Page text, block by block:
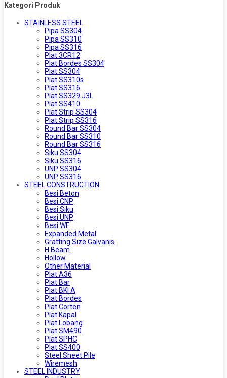
Kategori Produk
STAINLESS STEEL
Pipa SS304
Pipa SS310
Pipa SS316
Plat 3CR12
Plat Bordes SS304
Plat SS304
Plat SS310s
Plat SS316
Plat SS329 J3L
Plat SS410
Plat Strip SS304
Plat Strip SS316
Round Bar SS304
Round Bar SS310
Round Bar SS316
Siku SS304
Siku SS316
UNP SS304
UNP SS316
STEEL CONSTRUCTION
Besi Beton
Besi CNP
Besi Siku
Besi UNP
Besi WF
Expanded Metal
Gratting Size Galvanis
H Beam
Hollow
Other Material
Plat A36
Plat Bar
Plat BKI A
Plat Bordes
Plat Corten
Plat Kapal
Plat Lobang
Plat SM490
Plat SPHC
Plat SS400
Steel Sheet Pile
Wiremesh
STEEL INDUSTRY